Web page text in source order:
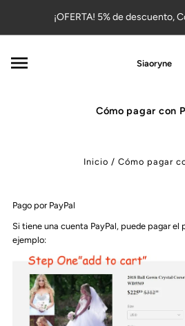
Ir directamente al contenido
¡OFERTA! 5% de descuento,
Siaoryne
Cómo pagar con
Inicio / Cómo pagar
Pago por PayPal
Si tiene una cuenta PayPal, puede pagar el
ejemplo: